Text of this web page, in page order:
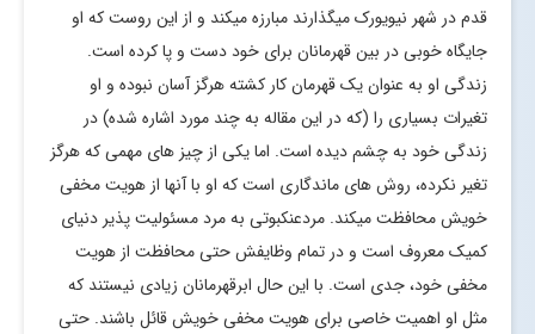
قدم در شهر نیویورک میگذارند مبارزه میکند و از این روست که او
جایگاه خوبی در بین قهرمانان برای خود دست و پا کرده است.
زندگی او به عنوان یک قهرمان کار کشته هرگز آسان نبوده و او
تغیرات بسیاری را (که در این مقاله به چند مورد اشاره شده) در
زندگی خود به چشم دیده است. اما یکی از چیز های مهمی که هرگز
تغیر نکرده، روش های ماندگاری است که او با آنها از هویت مخفی
خویش محافظت میکند. مردعنکبوتی به مرد مسئولیت پذیر دنیای
کمیک معروف است و در تمام وظایفش حتی محافظت از هویت
مخفی خود، جدی است. با این حال ابرقهرمانان زیادی نیستند که
مثل او اهمیت خاصی برای هویت مخفی خویش قائل باشند. حتی